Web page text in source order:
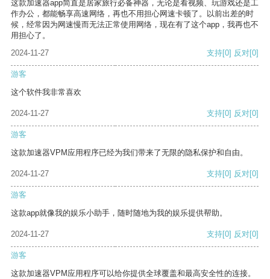
这款加速器app简直是居家旅行必备神器，无论是看视频、玩游戏还是工
作办公，都能畅享高速网络，再也不用担心网速卡顿了。以前出差的时
候，经常因为网速慢而无法正常使用网络，现在有了这个app，我再也不
用担心了。
2024-11-27
支持[0] 反对[0]
游客
这个软件我非常喜欢
2024-11-27 支持[0] 反对[0]
游客
这款加速器VPM应用程序已经为我们带来了无限的隐私保护和自由。
2024-11-27 支持[0] 反对[0]
游客
这款app就像我的娱乐小助手，随时随地为我的娱乐提供帮助。
2024-11-27 支持[0] 反对[0]
游客
这款加速器VPM应用程序可以给你提供全球覆盖和最高安全性的连接。